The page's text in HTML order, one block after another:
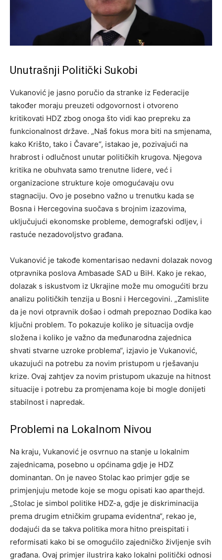
Unutrašnji Politički Sukobi
Vukanović je jasno poručio da stranke iz Federacije
također moraju preuzeti odgovornost i otvoreno
kritikovati HDZ zbog onoga što vidi kao prepreku za
funkcionalnost države. „Naš fokus mora biti na smjenama,
kako Krišto, tako i Čavare“, istakao je, pozivajući na
hrabrost i odlučnost unutar političkih krugova. Njegova
kritika ne obuhvata samo trenutne lidere, već i
organizacione strukture koje omogućavaju ovu
stagnaciju. Ovo je posebno važno u trenutku kada se
Bosna i Hercegovina suočava s brojnim izazovima,
uključujući ekonomske probleme, demografski odljev, i
rastuće nezadovoljstvo građana.
Vukanović je takođe komentarisao nedavni dolazak novog
otpravnika poslova Ambasade SAD u BiH. Kako je rekao,
dolazak s iskustvom iz Ukrajine može mu omogućiti brzu
analizu političkih tenzija u Bosni i Hercegovini. „Zamislite
da je novi otpravnik došao i odmah prepoznao Dodika kao
ključni problem. To pokazuje koliko je situacija ovdje
složena i koliko je važno da međunarodna zajednica
shvati stvarne uzroke problema“, izjavio je Vukanović,
ukazujući na potrebu za novim pristupom u rješavanju
krize. Ovaj zahtjev za novim pristupom ukazuje na hitnost
situacije i potrebu za promjenama koje bi mogle donijeti
stabilnost i napredak.
Problemi na Lokalnom Nivou
Na kraju, Vukanović je osvrnuo na stanje u lokalnim
zajednicama, posebno u općinama gdje je HDZ
dominantan. On je naveo Stolac kao primjer gdje se
primjenjuju metode koje se mogu opisati kao aparthejd.
„Stolac je simbol politike HDZ-a, gdje je diskriminacija
prema drugim etničkim grupama evidentna“, rekao je,
dodajući da se takva politika mora hitno preispitati i
reformisati kako bi se omogućilo zajedničko življenje svih
građana. Ovaj primjer ilustrira kako lokalni politički odnosi